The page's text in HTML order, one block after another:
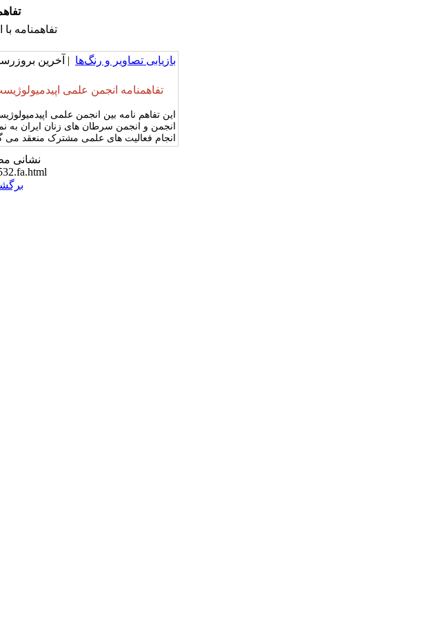
تفاهمنامه
بازیابی تصاویر و رنگ‌ها | آخرین بروزرسانی:
تفاهمنامه انجمن علمی
این تفاهم نامه بین انجمن علمی
انجمن و انجمن سرطان های زنان ایران به
انجام فعالیت های علمی مشترک منعقد می
نشانی